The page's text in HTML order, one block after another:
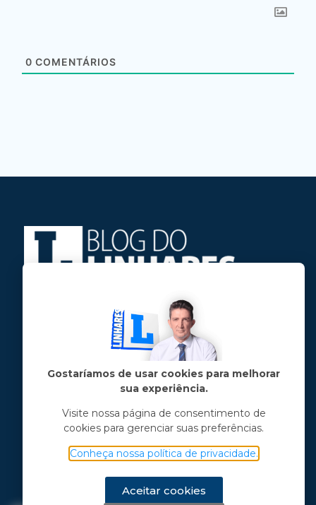
0 COMENTÁRIOS
Jose Linhares Jr é maranhense.
Formado em Jornalismo, estudou filosofia
e tem pós-graduações em ciência política
e marketing político.
Menu principal
Notícias
Opinião
Chama o Linhares
Gostaríamos de usar cookies para melhorar
sua experiência.
Visite nossa página de consentimento de
cookies para gerenciar suas preferências.
Conheça nossa política de privacidade.
Aceitar cookies